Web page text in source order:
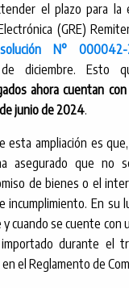
el plazo para la
(GRE)
N° 000042-
diciembre. Esto
ahora cuentan
junio de 2024.
esta ampliación es
asegurado que no
de bienes o el
incumplimiento. En su
cuando se cuente con
durante el
el Reglamento de